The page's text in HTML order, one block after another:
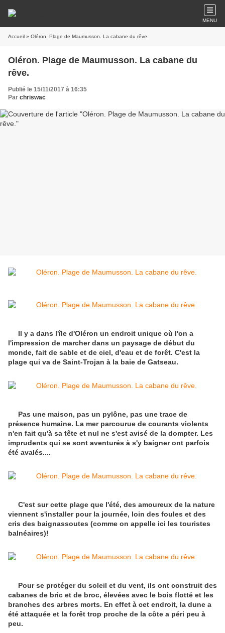
MENU
Accueil » Oléron. Plage de Maumusson. La cabane du rêve.
Oléron. Plage de Maumusson. La cabane du
rêve.
Publié le 15/11/2017 à 16:35
Par chriswac
Il y a dans l'île d'Oléron un endroit unique où l'on a
l'impression de marcher dans un paysage de début du
monde, fait de sable et de ciel, d'eau et de forêt. C'est la
plage qui va de Saint-Trojan à la baie de Gatseau.
Pas une maison, pas un pylône, pas une trace de
présence humaine. La mer parcourue de courants violents
n'en fait qu'à sa tête et nul ne s'est avisé de la dompter. Les
imprudents qui se sont aventurés à s'y baigner ont parfois
été avalés....
C'est sur cette plage que l'été, des amoureux de la nature
viennent s'installer pour la journée, loin des foules et des
cris des baignassoutes (comme on appelle ici les touristes
balnéaires)!
Pour se protéger du soleil et du vent, ils ont construit des
cabanes de bric et de broc, élevées avec le bois flotté et les
branches des arbres morts. En effet à cet endroit, la dune a
été attaquée et la forêt trop proche de la côte a péri peu à
peu.